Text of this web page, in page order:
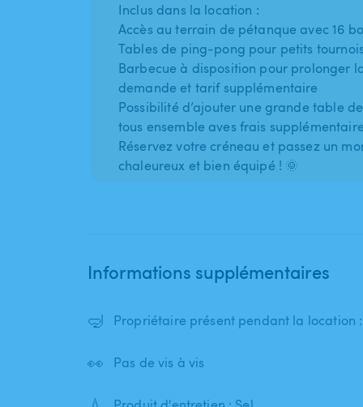
Inclus dans la location :
Accès au terrain de pétanque avec 16
Tables de ping-pong pour petits
Barbecue à disposition pour prolonger
demande et tarif supplémentaire
Possibilité d’ajouter une grande table
tous ensemble aves frais
Réservez votre créneau et passez un
chaleureux et bien équipé ! 🌞
Informations supplémentaires
🤿 Propriétaire présent pendant la location
👀 Pas de vis à vis